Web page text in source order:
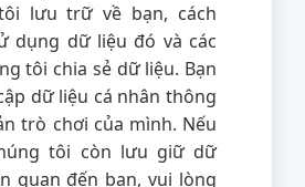
lưu trữ về bạn, cách
dụng dữ liệu đó và các
tôi chia sẻ dữ liệu. Bạn
dữ liệu cá nhân thông
trò chơi của mình. Nếu
tôi còn lưu giữ dữ
quan đến bạn, vui lòng